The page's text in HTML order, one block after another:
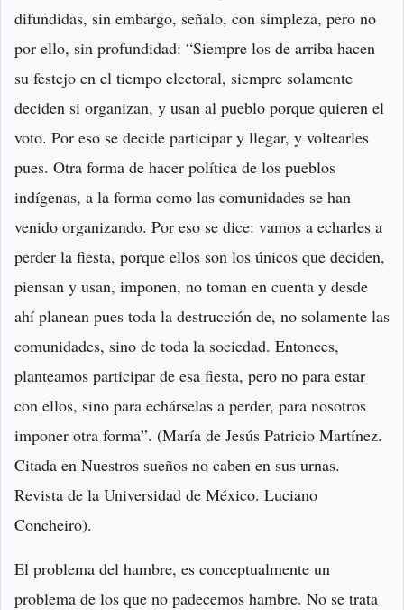
difundidas, sin embargo, señalo, con simpleza, pero no
por ello, sin profundidad: “Siempre los de arriba hacen
su festejo en el tiempo electoral, siempre solamente
deciden si organizan, y usan al pueblo porque quieren el
voto. Por eso se decide participar y llegar, y voltearles
pues. Otra forma de hacer política de los pueblos
indígenas, a la forma como las comunidades se han
venido organizando. Por eso se dice: vamos a echarles a
perder la fiesta, porque ellos son los únicos que deciden,
piensan y usan, imponen, no toman en cuenta y desde
ahí planean pues toda la destrucción de, no solamente las
comunidades, sino de toda la sociedad. Entonces,
planteamos participar de esa fiesta, pero no para estar
con ellos, sino para echárselas a perder, para nosotros
imponer otra forma”. (María de Jesús Patricio Martínez.
Citada en Nuestros sueños no caben en sus urnas.
Revista de la Universidad de México. Luciano
Concheiro).
El problema del hambre, es conceptualmente un
problema de los que no padecemos hambre. No se trata